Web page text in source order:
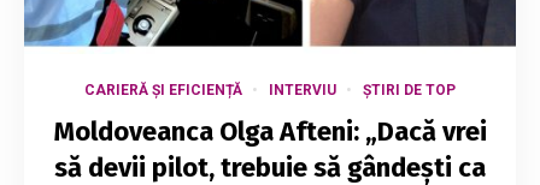
CARIERĂ ȘI EFICIENȚĂ INTERVIU ȘTIRI DE TOP
Moldoveanca Olga Afteni: „Dacă vrei
să devii pilot, trebuie să gândești ca